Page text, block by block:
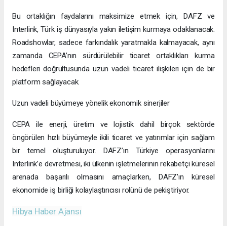
Bu ortaklığın faydalarını maksimize etmek için, DAFZ ve
Interlink, Türk iş dünyasıyla yakın iletişim kurmaya odaklanacak.
Roadshowlar, sadece farkındalık yaratmakla kalmayacak, aynı
zamanda CEPA’nın sürdürülebilir ticaret ortaklıkları kurma
hedefleri doğrultusunda uzun vadeli ticaret ilişkileri için de bir
platform sağlayacak.
Uzun vadeli büyümeye yönelik ekonomik sinerjiler
CEPA ile enerji, üretim ve lojistik dahil birçok sektörde
öngörülen hızlı büyümeyle ikili ticaret ve yatırımlar için sağlam
bir temel oluşturuluyor. DAFZ’ın Türkiye operasyonlarını
Interlink’e devretmesi, iki ülkenin işletmelerinin rekabetçi küresel
arenada başarılı olmasını amaçlarken, DAFZ’ın küresel
ekonomide iş birliği kolaylaştırıcısı rolünü de pekiştiriyor.
Hibya Haber Ajansı